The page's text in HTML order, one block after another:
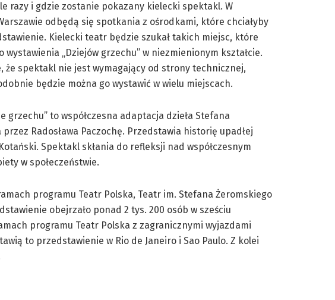
razy i gdzie zostanie pokazany kielecki spektakl. W
odbędą się spotkania z ośrodkami, które chciałyby
Kielecki teatr będzie szukał takich miejsc, które
wystawienia „Dziejów grzechu” w niezmienionym kształcie.
że spektakl nie jest wymagający od strony technicznej,
będzie można go wystawić w wielu miejscach.
grzechu” to współczesna adaptacja dzieła Stefana
Radosława Paczochę. Przedstawia historię upadłej
Spektakl skłania do refleksji nad współczesnym
w społeczeństwie.
programu Teatr Polska, Teatr im. Stefana Żeromskiego
obejrzało ponad 2 tys. 200 osób w sześciu
programu Teatr Polska z zagranicznymi wyjazdami
to przedstawienie w Rio de Janeiro i Sao Paulo. Z kolei